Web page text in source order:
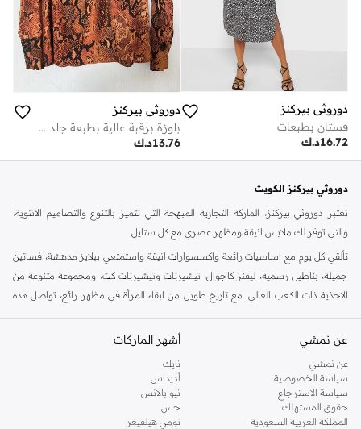
دوروثي بيركنز
فستان بطبعات
د.ك16.72
دوروثي بيركنز
بلوزة برقبة عالية بطبعة جلد الثعبان
د.ك13.76
دوروثي بيركنز الكويت
تعتبر دوروثي بيركنز، الماركة التجارية المبهجة التي تتميز بالتنوع والتصاميم الانثوية،
والتي توفر لك ملابس انيقة ومظهر عصري مع كل ستايل.
تألقي كل يوم مع اساسيات رائعة واكسسوارات انيقة واستمتعي ببلايز مدهشة، فساتين
جميلة، بناطيل رسمية، ليقنز كاجوال، تيشيرتات وتيشيرتات كت، ومجموعة متنوعة من
الاحذية ذات الكعب العالي. مع تاريخ طويل من ابقاء المرأة في مظهر رائع، تواصل هذه
كنت تقومين بتجديد خزانة ملابسك الملائمة للعمل، البحث عن فستان مثالي للحفلات او
اليه.
تسوقي دوروثي بيركنز اون لاين السالمية
تسوقي دوروثي بيركنز اون لاين من نمشي واستمتعي باكثر من الف ستايل من مجموعة
عن نمشي
عن نمشي
سياسة الخصوصية
سياسة الاسترجاع
حقوق المستهلك
المملكة العربية السعودية
أشهر الماركات
نايك
أديداس
نيو بالانس
جس
تومي هيلفيغر